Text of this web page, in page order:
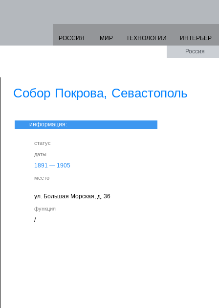
РОССИЯ МИР ТЕХНОЛОГИИ
ИНТЕРЬЕР
Россия
Собор Покрова, Севастополь
информация:
статус
даты
1891 — 1905
место
ул. Большая Морская, д. 36
функция
/